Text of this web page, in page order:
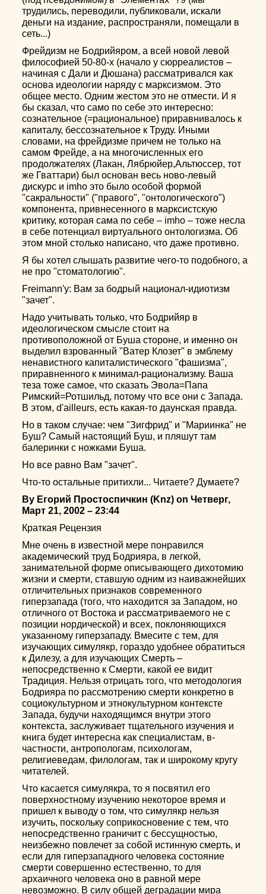
трудились, переводили, публиковали, искали
деньги на издание, распространяли, помещали в
сеть...)
Фрейдизм не Бодрийяром, а всей новой левой
философией 50-80-х (начало у сюрреалистов –
начиная с Дали и Дюшана) рассматривался как
основа идеологии наряду с марксизмом. Это
общее место. Одним жестом это не отмести. И я
бы сказал, что само по себе это интересно:
сознательное (=рациональное) приравнивалось к
капиталу, бессознательное к Труду. Иными
словами, на фрейдизме причем не только на
самом Фрейде, а на многочисленных его
продолжателях (Лакан, Лябрюйер,Альтюссер, тот
же Гваттари) был основан весь ново-левый
дискурс и imho это было особой формой
"сакральности" ("правого", "онтологического")
компонента, привнесенного в марксистскую
критику, которая сама по себе – imho – тоже несла
в себе потенциал виртуального онтологизма. Об
этом мной столько написано, что даже противно.
Я бы хотел слышать развитие чего-то подобного, а
не про "стоматологию".
Freimann'у: Вам за бодрый национал-идиотизм
"зачет".
Надо учитывать только, что Бодрийяр в
идеологическом смысле стоит на
противоположной от Буша стороне, и именно он
выделил взрованный "Ватер Клозет" в эмблему
ненавистного капиталистического "фашизма",
приравненного к минимал-рационализму. Ваша
теза тоже самое, что сказать Эвола=Папа
Римский=Ротшильд, потому что все они с Запада.
В этом, d'ailleurs, есть какая-то даунская правда.
Но в таком случае: чем "Зигфрид" и "Мариинка" не
Буш? Самый настоящий Буш, и пляшут там
балеринки с ножками Буша.
Но все равно Вам "зачет".
Что-то остальные притихли... Читаете? Думаете?
By Егорий Простоспичкин (Knz) on Четверг,
Март 21, 2002 – 23:44
Краткая Рецензия
Мне очень в известной мере понравился
академический труд Бодрияра, в легкой,
занимательной форме описывающего дихотомию
жизни и смерти, ставшую одним из наиважнейших
отличительных признаков современного
гиперзапада (того, что находится за Западом, но
отличного от Востока и рассматриваемого не с
позиции нордической) и всех, поклоняющихся
указанному гиперзападу. Вмесите с тем, для
изучающих симулякр, гораздо удобнее обратиться
к Дилезу, а для изучающих Смерть –
непосредственно к Смерти, какой ее видит
Традиция. Нельзя отрицать того, что методология
Бодрияра по рассмотрению смерти конкретно в
социокультурном и этнокультурном контексте
Запада, будучи находящимся внутри этого
контекста, заслуживает тщательного изучения и
книга будет интересна как специалистам, в-
частности, антропологам, психологам,
религиеведам, филологам, так и широкому кругу
читателей.
Что касается симулякра, то я посвятил его
поверхностному изучению некоторое время и
пришел к выводу о том, что симулякр нельзя
изучить, поскольку соприкосновение с тем, что
непосредственно граничит с бессущностью,
неизбежно повлечет за собой истинную смерть, и
если для гиперзападного человека состояние
смерти совершенно естественно, то для
архаичного человека оно в равной мере
невозможно. В силу общей деградации мира